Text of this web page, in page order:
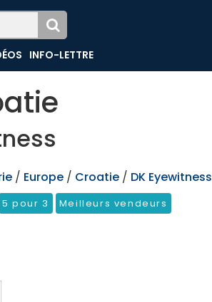
INFO-LETTRE
/ Europe / Croatie / DK Eyewitness
5 pour 3 Meilleurs vendeurs